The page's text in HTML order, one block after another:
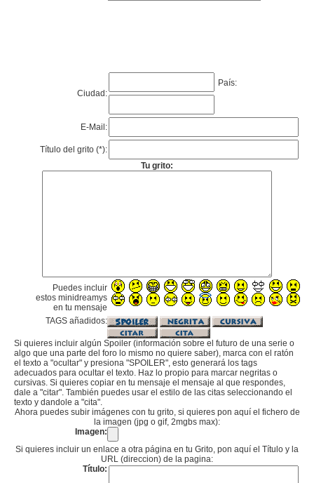
Ciudad:
País:
E-Mail:
Título del grito (*):
Tu grito:
Puedes incluir
estos minidreamys
en tu mensaje
TAGS añadidos:
Si quieres incluir algún Spoiler (información sobre el futuro de una serie o
algo que una parte del foro lo mismo no quiere saber), marca con el ratón
el texto a "ocultar" y presiona "SPOILER", esto generará los tags
adecuados para ocultar el texto. Haz lo propio para marcar negritas o
cursivas. Si quieres copiar en tu mensaje el mensaje al que respondes,
dale a "citar". También puedes usar el estilo de las citas seleccionando el
texto y dandole a "cita".
Ahora puedes subir imágenes con tu grito, si quieres pon aquí el fichero de
la imagen (jpg o gif, 2mgbs max):
Imagen:
Si quieres incluir un enlace a otra página en tu Grito, pon aquí el Título y la
URL (direccion) de la pagina:
Título: